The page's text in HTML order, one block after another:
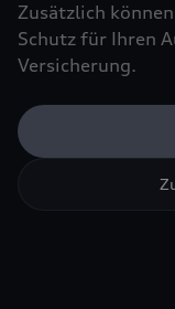
Zusätzlich
Schutz für Ihren
Versicherung.